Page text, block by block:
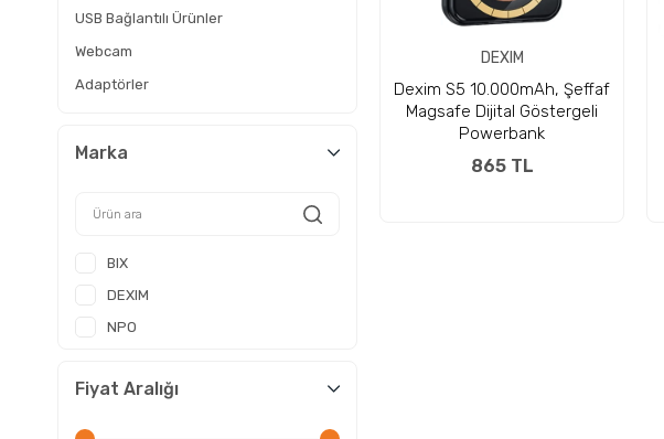
USB Bağlantılı Ürünler
Webcam
Adaptörler
Taşınabilir Harddisk
Monitörler
Telefon & Aksesuar
Marka
BIX
DEXIM
NPO
Fiyat Aralığı
DEXIM
Dexim S5 10.000mAh, Şeffaf
Magsafe Dijital Göstergeli
Powerbank
865 TL